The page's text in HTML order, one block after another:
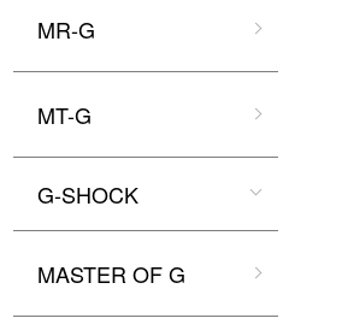
MR-G
MT-G
G-SHOCK
MASTER OF G